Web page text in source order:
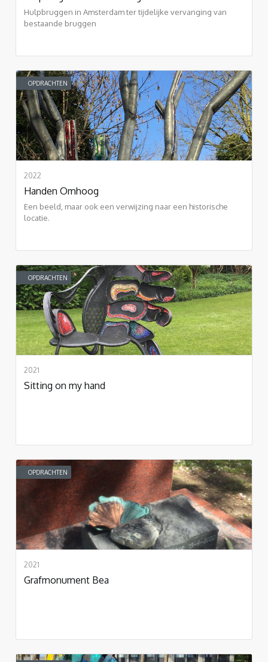
Hulpbruggen in Amsterdam ter tijdelijke vervanging van
bestaande bruggen
OPDRACHTEN
2022
Handen Omhoog
Een beeld, maar ook een verwijzing naar een historische
locatie.
OPDRACHTEN
2021
Sitting on my hand
OPDRACHTEN
2021
Grafmonument Bea